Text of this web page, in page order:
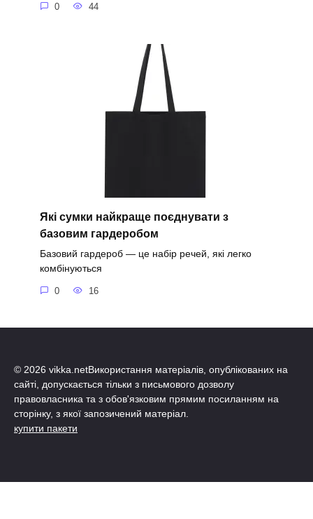
0 44
Які сумки найкраще поєднувати з
базовим гардеробом
Базовий гардероб — це набір речей, які легко
комбінуються
0 16
© 2026 vikka.netВикористання матеріалів, опублікованих на
сайті, допускається тільки з письмового дозволу
правовласника та з обов'язковим прямим посиланням на
сторінку, з якої запозичений матеріал.
купити пакети